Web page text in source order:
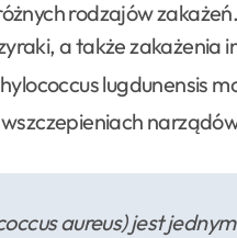
rodzajów
a także zakażenia
lugdunensis
aureus) jest